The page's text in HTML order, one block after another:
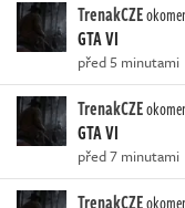
TrenakCZE
GTA VI
před 5 minutami
TrenakCZE
GTA VI
před 7 minutami
TrenakCZE